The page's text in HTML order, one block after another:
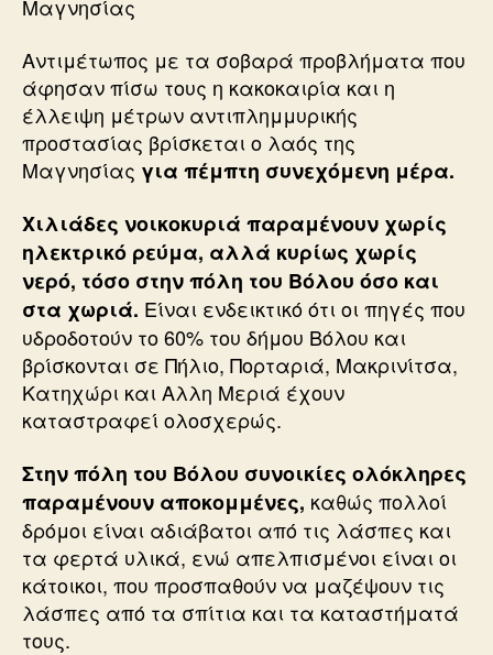
Μαγνησίας
Αντιμέτωπος με τα σοβαρά προβλήματα που
άφησαν πίσω τους η κακοκαιρία και η
έλλειψη μέτρων αντιπλημμυρικής
προστασίας βρίσκεται ο λαός της
Μαγνησίας για πέμπτη συνεχόμενη μέρα.
Χιλιάδες νοικοκυριά παραμένουν χωρίς
ηλεκτρικό ρεύμα, αλλά κυρίως χωρίς
νερό, τόσο στην πόλη του Βόλου όσο και
στα χωριά. Είναι ενδεικτικό ότι οι πηγές που
υδροδοτούν το 60% του δήμου Βόλου και
βρίσκονται σε Πήλιο, Πορταριά, Μακρινίτσα,
Κατηχώρι και Αλλη Μεριά έχουν
καταστραφεί ολοσχερώς.
Στην πόλη του Βόλου συνοικίες ολόκληρες
παραμένουν αποκομμένες, καθώς πολλοί
δρόμοι είναι αδιάβατοι από τις λάσπες και
τα φερτά υλικά, ενώ απελπισμένοι είναι οι
κάτοικοι, που προσπαθούν να μαζέψουν τις
λάσπες από τα σπίτια και τα καταστήματά
τους.